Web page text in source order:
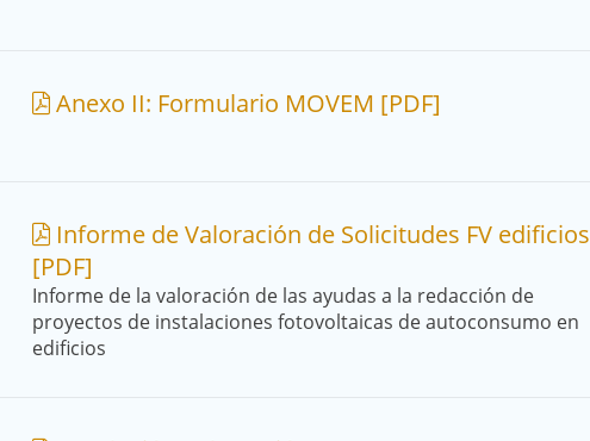
Anexo II: Formulario MOVEM [PDF]
Informe de Valoración de Solicitudes FV edificios
[PDF]
Informe de la valoración de las ayudas a la redacción de
proyectos de instalaciones fotovoltaicas de autoconsumo en
edificios